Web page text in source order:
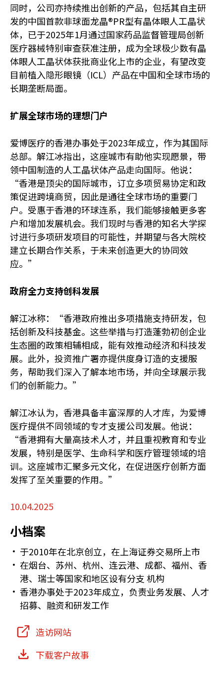
同时，公司亦持续推出创新的产品，包括其自主研
发的中国首款非球面龙晶®PR型有晶体眼人工晶状
体，已于2025年1月通过国家药品监督管理局创新
医疗器械特别审查获准注册，成为全球极少数有晶
体眼人工晶状体获批商业化上市的企业，有望改变
目前植入隐形眼镜（ICL）产品在中国和全球市场的
长期垄断局面。
扩展全球市场的理想门户
爱博医疗的香港办事处于2023年成立，作为其国际
总部。解江冰指出，这座城市有助他实现愿景，带
领中国制造的人工晶状体产品走向国际。他说：
“香港是顶尖的国际城市，订立多项贸易协定和政
策促进跨境商贸，因此是通往全球市场的重要门
户。受惠于香港的环球连系，我们能够接触更多客
户和增加发展机会。我们现时与香港的知名大学探
讨进行多项研发项目的可能性，并期望与各大院校
建立长期合作关系，于未来创造更大的协同效
应。”
政府全力支持创科发展
解江冰称：“香港政府推出多项措施支持研发，包
括创新及科技基金。这些举措与打造蓬勃初创企业
生态圈的政策相辅相成，能有效推动经济和科技发
展。此外，投资推广署亦提供度身订造的支援服
务，帮助我们深入了解本地市场，并向全球展示我
们的创新能力。”
解江冰认为，香港具备丰富深厚的人才库，为爱博
医疗提供不同领域的专才支援公司发展。他说：
“香港拥有大量高技术人才，并且重视教育和专业
发展，特别是医学、生命科学和医疗管理领域的培
训。这座城市汇聚多元文化，在促进医疗创新方面
发挥了至关重要的作用。”
10.04.2025
小档案
于2010年在北京创立，在上海证券交易所上市
在烟台、苏州、杭州、连云港、成都、福州、香
港、瑞士等国家和地区设有分支 机构
香港办事处于2023年成立，负责业务发展、人才
招募、融资和研发工作
造访网站
下载客户故事